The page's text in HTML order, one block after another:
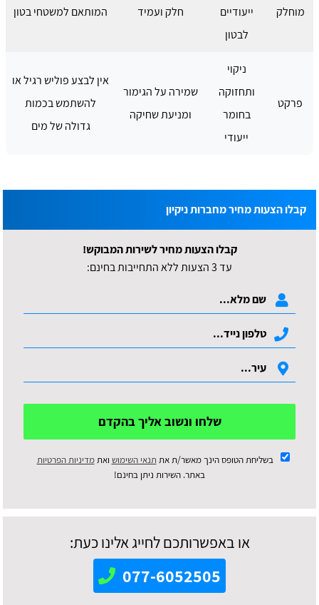
מוחלק
ייעודיים
לבטון
חלק ועמיד המותאם למשטחי בטון
פרקט
ניקוי
ותחזוקה
בחומר
ייעודי
שמירה על הגימור
ומניעת שחיקה
אין לבצע פוליש רגיל או
להשתמש בכמות
גדולה של מים
קבלו הצעות מחיר מחברות ניקיון
קבלו הצעות מחיר לשירות המבוקש!
עד 3 הצעות ללא התחייבות בחינם:
שלחו ונשוב אליך בהקדם
בשליחת הטופס הינך מאשר/ת את תנאי השימוש ואתמדיניות הפרטיות
באתר. השירות ניתן בחינם!
או באפשרותכם לחייג אלינו כעת:
077-6052505